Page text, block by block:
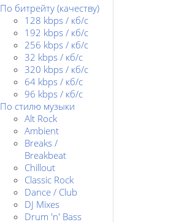
По битрейту (качеству)
128 kbps / кб/c
192 kbps / кб/c
256 kbps / кб/с
32 kbps / кб/c
320 kbps / кб/с
64 kbps / кб/c
96 kbps / кб/c
По стилю музыки
Alt Rock
Ambient
Breaks /
Breakbeat
Chillout
Classic Rock
Dance / Club
DJ Mixes
Drum 'n' Bass